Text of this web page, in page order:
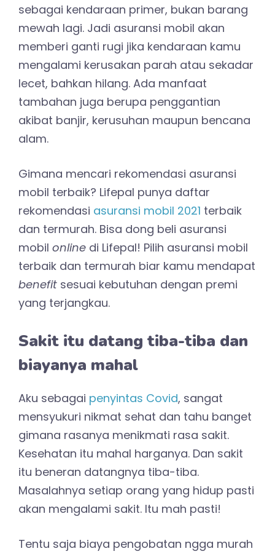
sebagai kendaraan primer, bukan barang
mewah lagi. Jadi asuransi mobil akan
memberi ganti rugi jika kendaraan kamu
mengalami kerusakan parah atau sekadar
lecet, bahkan hilang. Ada manfaat
tambahan juga berupa penggantian
akibat banjir, kerusuhan maupun bencana
alam.
Gimana mencari rekomendasi asuransi
mobil terbaik? Lifepal punya daftar
rekomendasi asuransi mobil 2021 terbaik
dan termurah. Bisa dong beli asuransi
mobil online di Lifepal! Pilih asuransi mobil
terbaik dan termurah biar kamu mendapat
benefit sesuai kebutuhan dengan premi
yang terjangkau.
Sakit itu datang tiba-tiba dan
biayanya mahal
Aku sebagai penyintas Covid, sangat
mensyukuri nikmat sehat dan tahu banget
gimana rasanya menikmati rasa sakit.
Kesehatan itu mahal harganya. Dan sakit
itu beneran datangnya tiba-tiba.
Masalahnya setiap orang yang hidup pasti
akan mengalami sakit. Itu mah pasti!
Tentu saja biaya pengobatan ngga murah